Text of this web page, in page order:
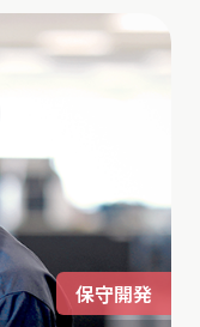
保守開発